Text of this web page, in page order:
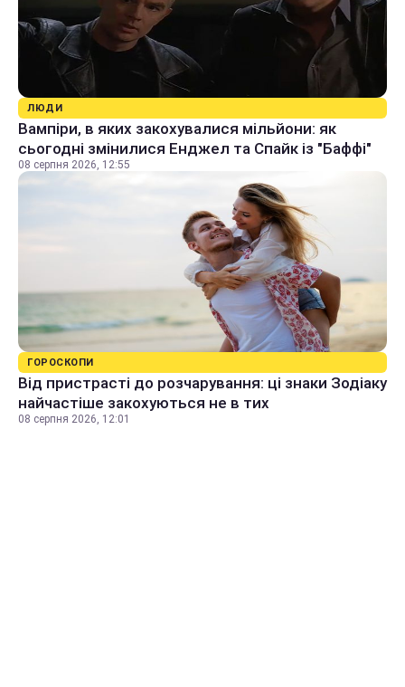
ЛЮДИ
Вампіри, в яких закохувалися мільйони: як
сьогодні змінилися Енджел та Спайк із "Баффі"
08 серпня 2026, 12:55
ГОРОСКОПИ
Від пристрасті до розчарування: ці знаки Зодіаку
найчастіше закохуються не в тих
08 серпня 2026, 12:01